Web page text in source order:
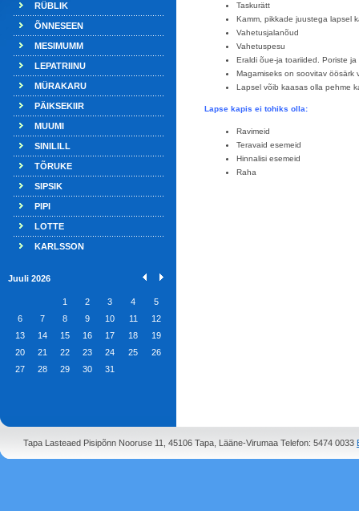
RÜBLIK
ÕNNESEEN
MESIMUMM
LEPATRIINU
MÜRAKARU
PÄIKSEKIIR
MUUMI
SINILILL
TÕRUKE
SIPSIK
PIPI
LOTTE
KARLSSON
Juuli 2026
1 2 3 4
5
6
7 8 9 10 11
12
13
14 15 16 17 18
19
20
21 22 23 24 25
26
27
28 29 30 31
Taskurätt
Kamm, pikkade juustega lapsel
Vahetusjalanõud
Vahetuspesu
Eraldi õue-ja toariided. Poriste
Magamiseks on soovitav öösärk
Lapsel võib kaasas olla pehme
Lapse kapis ei tohiks olla:
Ravimeid
Teravaid esemeid
Hinnalisi esemeid
Raha
Tapa Lasteaed Pisipõnn Nooruse 11, 45106 Tapa, Lääne-Virumaa Telefon: 5474 0033